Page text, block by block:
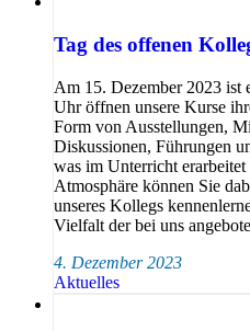
Tag des offenen
Am 15. Dezember 2023 ist
Uhr öffnen unsere Kurse
Form von Ausstellungen,
Diskussionen, Führungen
was im Unterricht
Atmosphäre können Sie
unseres Kollegs
Vielfalt der bei uns
4. Dezember 2023
Aktuelles